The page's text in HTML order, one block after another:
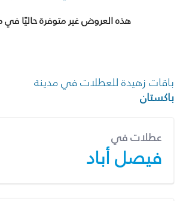
هذه العروض غير متوفرة حاليًا
باقات زهيدة للعطلات في مدينة
باكستان
عطلات في
فيصل أباد